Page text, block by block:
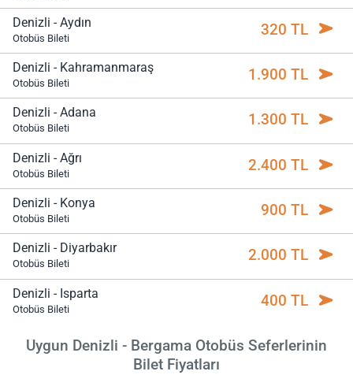
Denizli - Aydın
Otobüs Bileti 320 TL
Denizli - Kahramanmaraş
Otobüs Bileti 1.900 TL
Denizli - Adana
Otobüs Bileti 1.300 TL
Denizli - Ağrı
Otobüs Bileti 2.400 TL
Denizli - Konya
Otobüs Bileti 900 TL
Denizli - Diyarbakır
Otobüs Bileti 2.000 TL
Denizli - Isparta
Otobüs Bileti 400 TL
Uygun Denizli - Bergama Otobüs Seferlerinin
Bilet Fiyatları